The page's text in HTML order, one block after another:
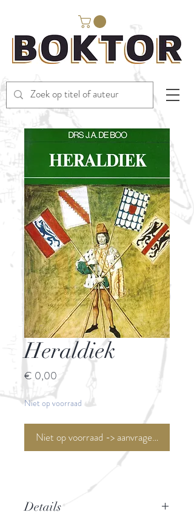
Heraldiek
€ 0,00 Prijs
Niet op voorraad
Niet op voorraad -> aanvragen <-
Details